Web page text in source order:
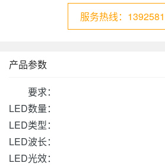
服务热线：
产品参数
要求：
LED数量：
LED类型：
LED波长：
LED光效：